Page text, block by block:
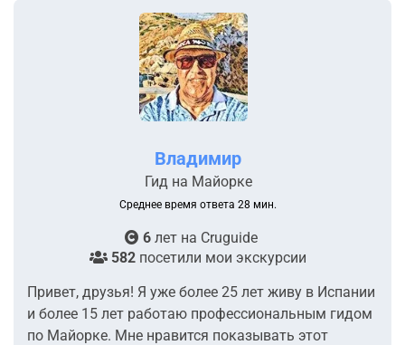
Владимир
Гид на Майорке
Среднее время ответа 28 мин.
6 лет на Cruguide
582 посетили мои экскурсии
Привет, друзья! Я уже более 25 лет живу в Испании
и более 15 лет работаю профессиональным гидом
по Майорке. Мне нравится показывать этот